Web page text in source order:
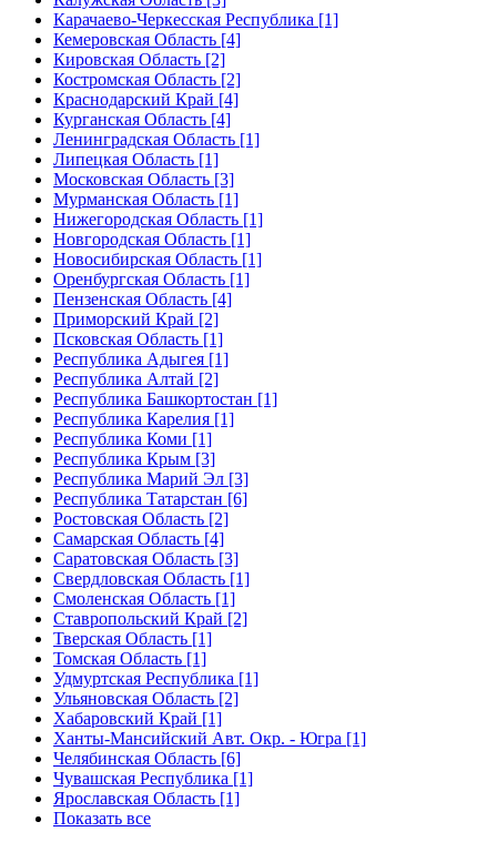
Карачаево-Черкесская Республика [1]
Кемеровская Область [4]
Кировская Область [2]
Костромская Область [2]
Краснодарский Край [4]
Курганская Область [4]
Ленинградская Область [1]
Липецкая Область [1]
Московская Область [3]
Мурманская Область [1]
Нижегородская Область [1]
Новгородская Область [1]
Новосибирская Область [1]
Оренбургская Область [1]
Пензенская Область [4]
Приморский Край [2]
Псковская Область [1]
Республика Адыгея [1]
Республика Алтай [2]
Республика Башкортостан [1]
Республика Карелия [1]
Республика Коми [1]
Республика Крым [3]
Республика Марий Эл [3]
Республика Татарстан [6]
Ростовская Область [2]
Самарская Область [4]
Саратовская Область [3]
Свердловская Область [1]
Смоленская Область [1]
Ставропольский Край [2]
Тверская Область [1]
Томская Область [1]
Удмуртская Республика [1]
Ульяновская Область [2]
Хабаровский Край [1]
Ханты-Мансийский Авт. Окр. - Югра [1]
Челябинская Область [6]
Чувашская Республика [1]
Ярославская Область [1]
Показать все